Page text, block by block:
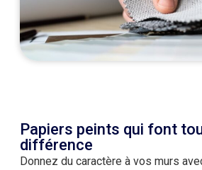
Papiers peints qui font
différence
Donnez du caractère à vos murs